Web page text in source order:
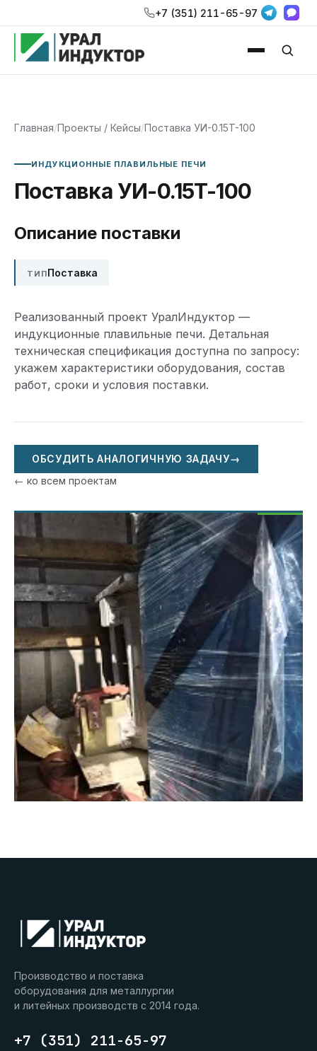
+7 (351) 211-65-97
Главная/Проекты / Кейсы/Поставка УИ-0.15T-100
ИНДУКЦИОННЫЕ ПЛАВИЛЬНЫЕ ПЕЧИ
Поставка УИ-0.15T-100
Описание поставки
ТИППоставка
Реализованный проект УралИндуктор —
индукционные плавильные печи. Детальная
техническая спецификация доступна по запросу:
укажем характеристики оборудования, состав
работ, сроки и условия поставки.
ОБСУДИТЬ АНАЛОГИЧНУЮ ЗАДАЧУ→
← ко всем проектам
Производство и поставка
оборудования для металлургии
и литейных производств с 2014 года.
+7 (351) 211-65-97